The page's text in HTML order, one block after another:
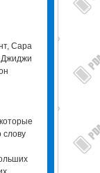
Сара
слову